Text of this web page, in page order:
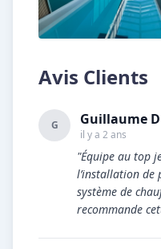
Avis Clients
G Guillaume
il y a 2 ans
"Équipe au top
l’installation de
système de
recommande